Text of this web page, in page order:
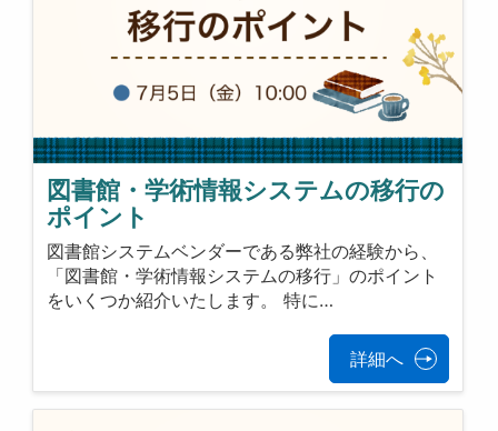
図書館・学術情報システムの移行の
ポイント
図書館システムベンダーである弊社の経験から、
「図書館・学術情報システムの移行」のポイント
をいくつか紹介いたします。 特に…
詳細へ